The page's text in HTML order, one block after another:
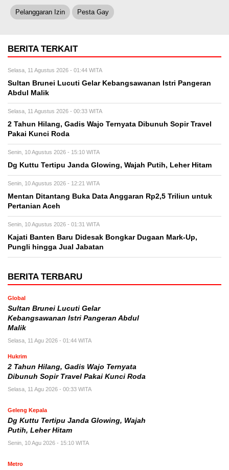
Pelanggaran Izin Pesta Gay
BERITA TERKAIT
Selasa, 11 Agustus 2026 - 01:44 WITA
Sultan Brunei Lucuti Gelar Kebangsawanan Istri Pangeran
Abdul Malik
Selasa, 11 Agustus 2026 - 00:33 WITA
2 Tahun Hilang, Gadis Wajo Ternyata Dibunuh Sopir Travel
Pakai Kunci Roda
Senin, 10 Agustus 2026 - 15:10 WITA
Dg Kuttu Tertipu Janda Glowing, Wajah Putih, Leher Hitam
Senin, 10 Agustus 2026 - 12:21 WITA
Mentan Ditantang Buka Data Anggaran Rp2,5 Triliun untuk
Pertanian Aceh
Senin, 10 Agustus 2026 - 01:31 WITA
Kajati Banten Baru Didesak Bongkar Dugaan Mark-Up,
Pungli hingga Jual Jabatan
BERITA TERBARU
Global
Sultan Brunei Lucuti Gelar
Kebangsawanan Istri Pangeran Abdul
Malik
Selasa, 11 Agu 2026 - 01:44 WITA
Hukrim
2 Tahun Hilang, Gadis Wajo Ternyata
Dibunuh Sopir Travel Pakai Kunci Roda
Selasa, 11 Agu 2026 - 00:33 WITA
Geleng Kepala
Dg Kuttu Tertipu Janda Glowing, Wajah
Putih, Leher Hitam
Senin, 10 Agu 2026 - 15:10 WITA
Metro